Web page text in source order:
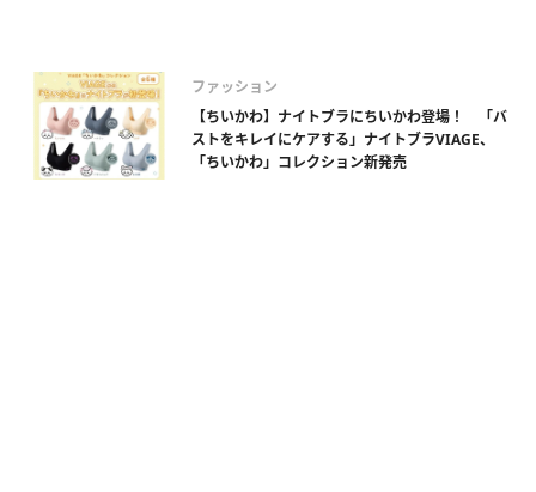
ファッション
【ちいかわ】ナイトブラにちいかわ登場！ 「バ
ストをキレイにケアする」ナイトブラVIAGE、
「ちいかわ」コレクション新発売